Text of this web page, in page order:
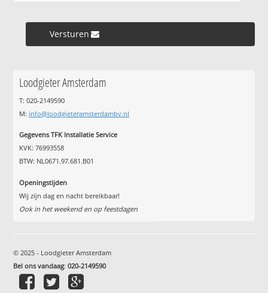
Versturen »
Loodgieter Amsterdam
T: 020-2149590
M: info@loodgieteramsterdambv.nl
Gegevens TFK Installatie Service
KVK: 76993558
BTW: NL0671.97.681.B01
Openingstijden
Wij zijn dag en nacht bereikbaar!
Ook in het weekend en op feestdagen
© 2025 - Loodgieter Amsterdam
Bel ons vandaag:020-2149590